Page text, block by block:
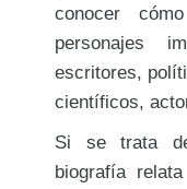
conocer
personajes
escritores,
científicos,
Si se trata
biografía